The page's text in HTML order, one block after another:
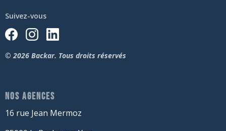
Suivez-vous
© 2026 Backar. Tous droits réservés
NOS AGENCES
16 rue Jean Mermoz